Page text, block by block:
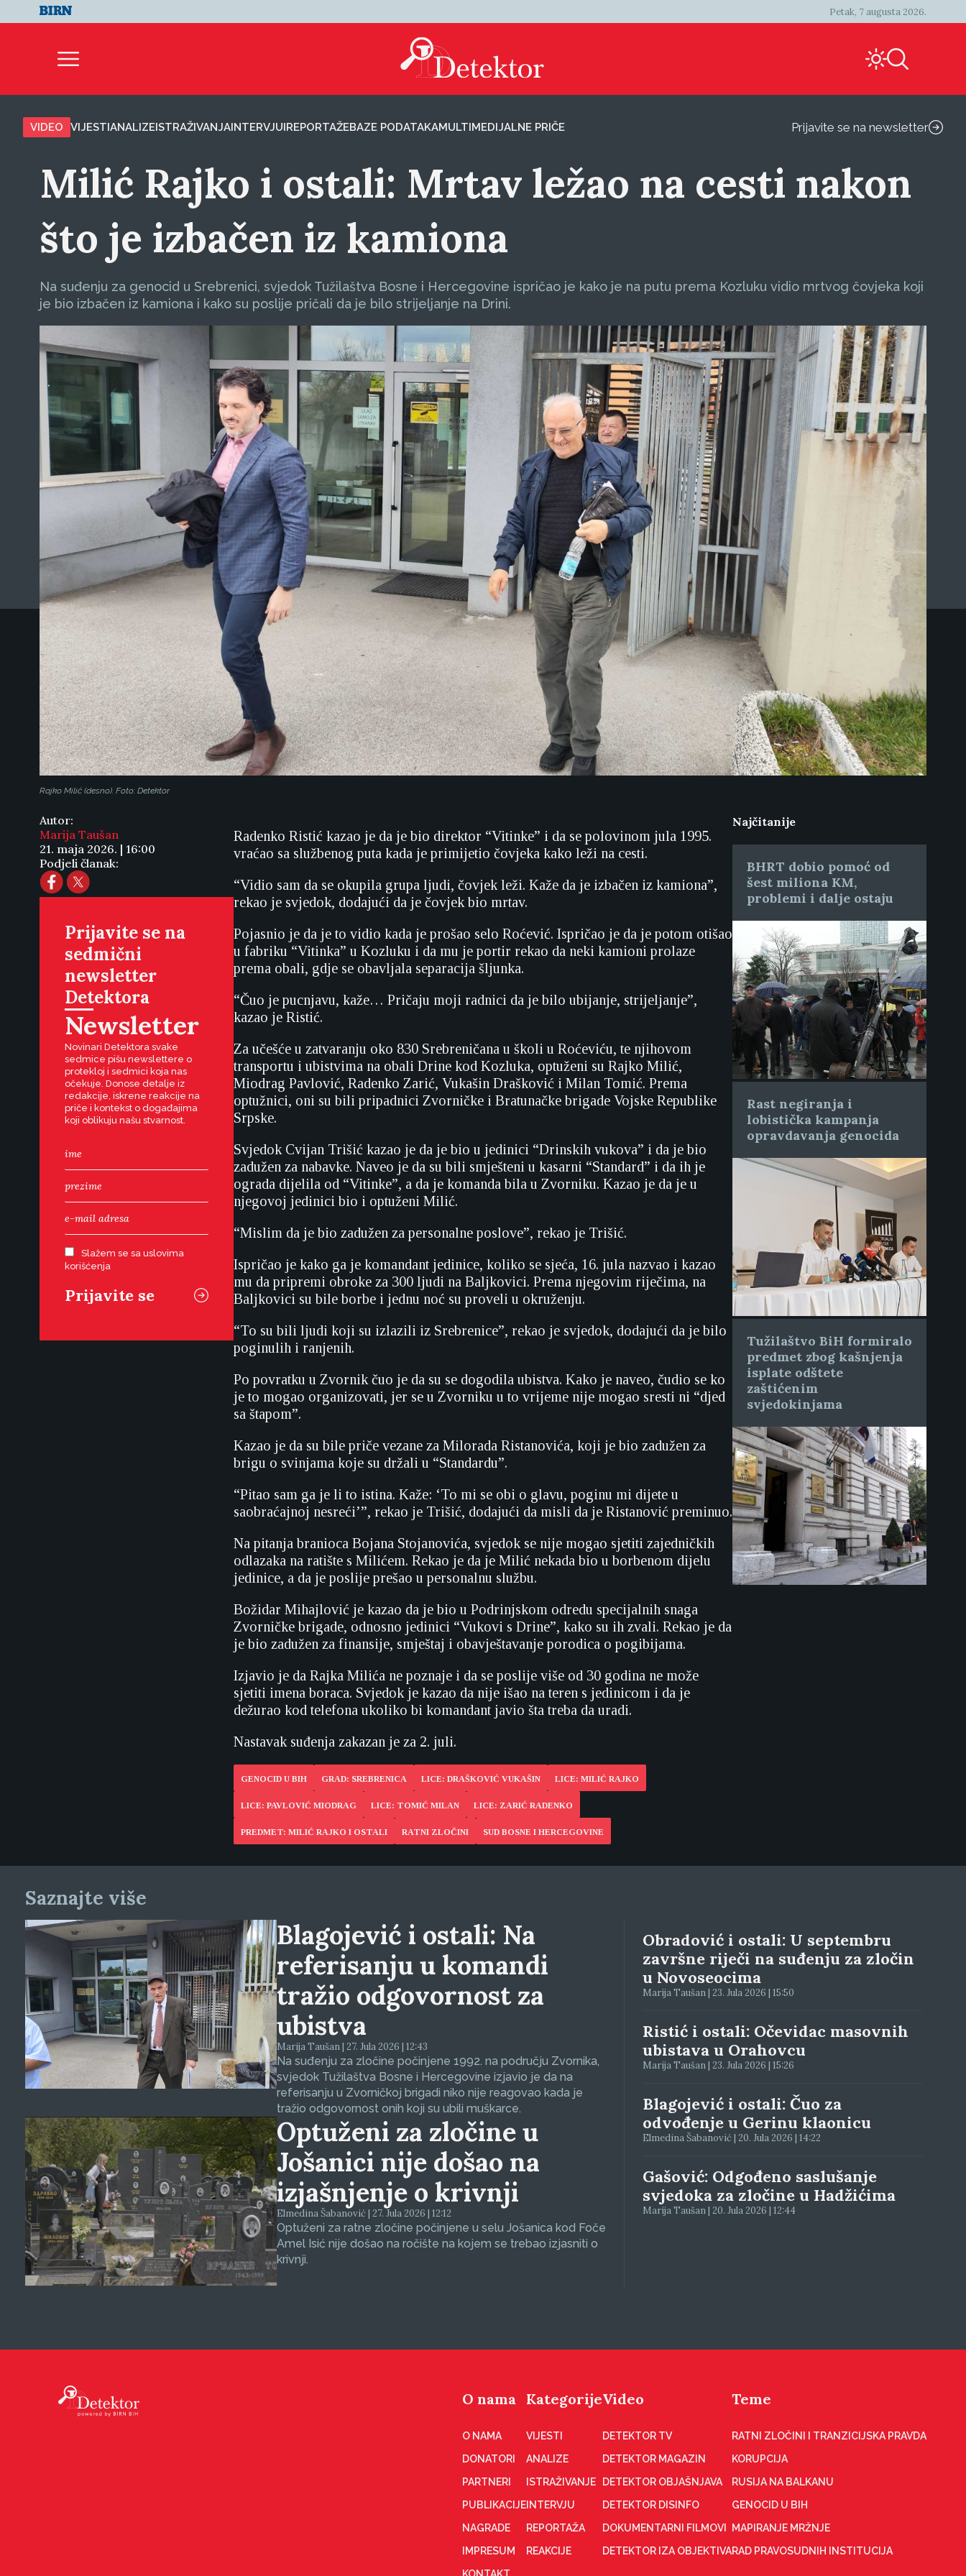
Petak, 7 augusta 2026.
VIDEO VIJESTIANALIZEISTRAŽIVANJAINTERVJUIREPORTAŽEBAZE PODATAKAMULTIMEDIJALNE PRIČE Prijavite se na newsletter
Milić Rajko i ostali: Mrtav ležao na cesti nakon
što je izbačen iz kamiona
Na suđenju za genocid u Srebrenici, svjedok Tužilaštva Bosne i Hercegovine ispričao je kako je na putu prema Kozluku vidio mrtvog čovjeka koji
je bio izbačen iz kamiona i kako su poslije pričali da je bilo strijeljanje na Drini.
Rajko Milić (desno). Foto: Detektor
Autor:
Marija Taušan
21. maja 2026. | 16:00
Podjeli članak:
Prijavite se na
sedmični
newsletter
Detektora
Newsletter
Novinari Detektora svake
sedmice pišu newslettere o
protekloj i sedmici koja nas
očekuje. Donose detalje iz
redakcije, iskrene reakcije na
priče i kontekst o događajima
koji oblikuju našu stvarnost.
Slažem se sa uslovima
korišćenja
Radenko Ristić kazao je da je bio direktor “Vitinke” i da se polovinom jula 1995.
vraćao sa službenog puta kada je primijetio čovjeka kako leži na cesti.
“Vidio sam da se okupila grupa ljudi, čovjek leži. Kaže da je izbačen iz kamiona”,
rekao je svjedok, dodajući da je čovjek bio mrtav.
Pojasnio je da je to vidio kada je prošao selo Roćević. Ispričao je da je potom otišao
u fabriku “Vitinka” u Kozluku i da mu je portir rekao da neki kamioni prolaze
prema obali, gdje se obavljala separacija šljunka.
“Čuo je pucnjavu, kaže… Pričaju moji radnici da je bilo ubijanje, strijeljanje”,
kazao je Ristić.
Za učešće u zatvaranju oko 830 Srebreničana u školi u Roćeviću, te njihovom
transportu i ubistvima na obali Drine kod Kozluka, optuženi su Rajko Milić,
Miodrag Pavlović, Radenko Zarić, Vukašin Drašković i Milan Tomić. Prema
optužnici, oni su bili pripadnici Zvorničke i Bratunačke brigade Vojske Republike
Srpske.
Svjedok Cvijan Trišić kazao je da je bio u jedinici “Drinskih vukova” i da je bio
zadužen za nabavke. Naveo je da su bili smješteni u kasarni “Standard” i da ih je
ograda dijelila od “Vitinke”, a da je komanda bila u Zvorniku. Kazao je da je u
njegovoj jedinici bio i optuženi Milić.
“Mislim da je bio zadužen za personalne poslove”, rekao je Trišić.
Ispričao je kako ga je komandant jedinice, koliko se sjeća, 16. jula nazvao i kazao
mu da pripremi obroke za 300 ljudi na Baljkovici. Prema njegovim riječima, na
Baljkovici su bile borbe i jednu noć su proveli u okruženju.
“To su bili ljudi koji su izlazili iz Srebrenice”, rekao je svjedok, dodajući da je bilo
poginulih i ranjenih.
Po povratku u Zvornik čuo je da su se dogodila ubistva. Kako je naveo, čudio se ko
je to mogao organizovati, jer se u Zvorniku u to vrijeme nije mogao sresti ni “djed
sa štapom”.
Kazao je da su bile priče vezane za Milorada Ristanovića, koji je bio zadužen za
brigu o svinjama koje su držali u “Standardu”.
“Pitao sam ga je li to istina. Kaže: ‘To mi se obi o glavu, poginu mi dijete u
saobraćajnoj nesreći’”, rekao je Trišić, dodajući da misli da je Ristanović preminuo.
Na pitanja branioca Bojana Stojanovića, svjedok se nije mogao sjetiti zajedničkih
odlazaka na ratište s Milićem. Rekao je da je Milić nekada bio u borbenom dijelu
jedinice, a da je poslije prešao u personalnu službu.
Božidar Mihajlović je kazao da je bio u Podrinjskom odredu specijalnih snaga
Zvorničke brigade, odnosno jedinici “Vukovi s Drine”, kako su ih zvali. Rekao je da
je bio zadužen za finansije, smještaj i obavještavanje porodica o pogibijama.
Izjavio je da Rajka Milića ne poznaje i da se poslije više od 30 godina ne može
sjetiti imena boraca. Svjedok je kazao da nije išao na teren s jedinicom i da je
dežurao kod telefona ukoliko bi komandant javio šta treba da uradi.
Nastavak suđenja zakazan je za 2. juli.
GENOCID U BIH GRAD: SREBRENICA LICE: DRAŠKOVIĆ VUKAŠIN LICE: MILIĆ RAJKO
LICE: PAVLOVIĆ MIODRAG LICE: TOMIĆ MILAN LICE: ZARIĆ RADENKO
PREDMET: MILIĆ RAJKO I OSTALI RATNI ZLOČINI SUD BOSNE I HERCEGOVINE
Najčitanije
BHRT dobio pomoć od
šest miliona KM,
problemi i dalje ostaju
Rast negiranja i
lobistička kampanja
opravdavanja genocida
Tužilaštvo BiH formiralo
predmet zbog kašnjenja
isplate odštete
zaštićenim
svjedokinjama
Saznajte više
Blagojević i ostali: Na
referisanju u komandi
tražio odgovornost za
ubistva
Marija Taušan | 27. Jula 2026 | 12:43
Na suđenju za zločine počinjene 1992. na području Zvornika,
svjedok Tužilaštva Bosne i Hercegovine izjavio je da na
referisanju u Zvorničkoj brigadi niko nije reagovao kada je
tražio odgovornost onih koji su ubili muškarce.
Optuženi za zločine u
Jošanici nije došao na
izjašnjenje o krivnji
Elmedina Šabanović | 27. Jula 2026 | 12:12
Optuženi za ratne zločine počinjene u selu Jošanica kod Foče
Amel Isić nije došao na ročište na kojem se trebao izjasniti o
krivnji.
Obradović i ostali: U septembru
završne riječi na suđenju za zločin
u Novoseocima
Marija Taušan | 23. Jula 2026 | 15:50
Ristić i ostali: Očevidac masovnih
ubistava u Orahovcu
Marija Taušan | 23. Jula 2026 | 15:26
Blagojević i ostali: Čuo za
odvođenje u Gerinu klaonicu
Elmedina Šabanović | 20. Jula 2026 | 14:22
Gašović: Odgođeno saslušanje
svjedoka za zločine u Hadžićima
Marija Taušan | 20. Jula 2026 | 12:44
O nama
O NAMA
DONATORI
PARTNERI
PUBLIKACIJE
NAGRADE
IMPRESUM
Kategorije
VIJESTI
ANALIZE
ISTRAŽIVANJE
INTERVJU
REPORTAŽA
REAKCIJE
Video
DETEKTOR TV
DETEKTOR MAGAZIN
DETEKTOR OBJAŠNJAVA
DETEKTOR DISINFO
DOKUMENTARNI FILMOVI
DETEKTOR IZA OBJEKTIVA
Teme
RATNI ZLOČINI I TRANZICIJSKA PRAVDA
KORUPCIJA
RUSIJA NA BALKANU
GENOCID U BIH
MAPIRANJE MRŽNJE
RAD PRAVOSUDNIH INSTITUCIJA